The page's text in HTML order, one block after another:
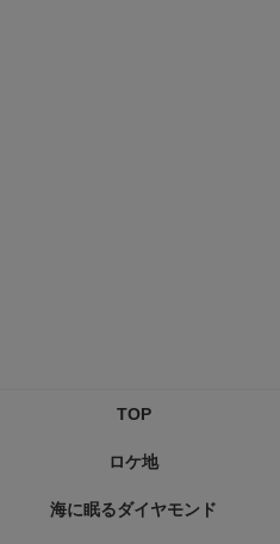
TOP
ロケ地
海に眠るダイヤモンド